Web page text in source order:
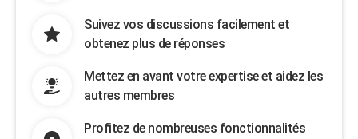
Suivez vos discussions facilement et
obtenez plus de réponses
Mettez en avant votre expertise et aidez les
autres membres
Profitez de nombreuses fonctionnalités